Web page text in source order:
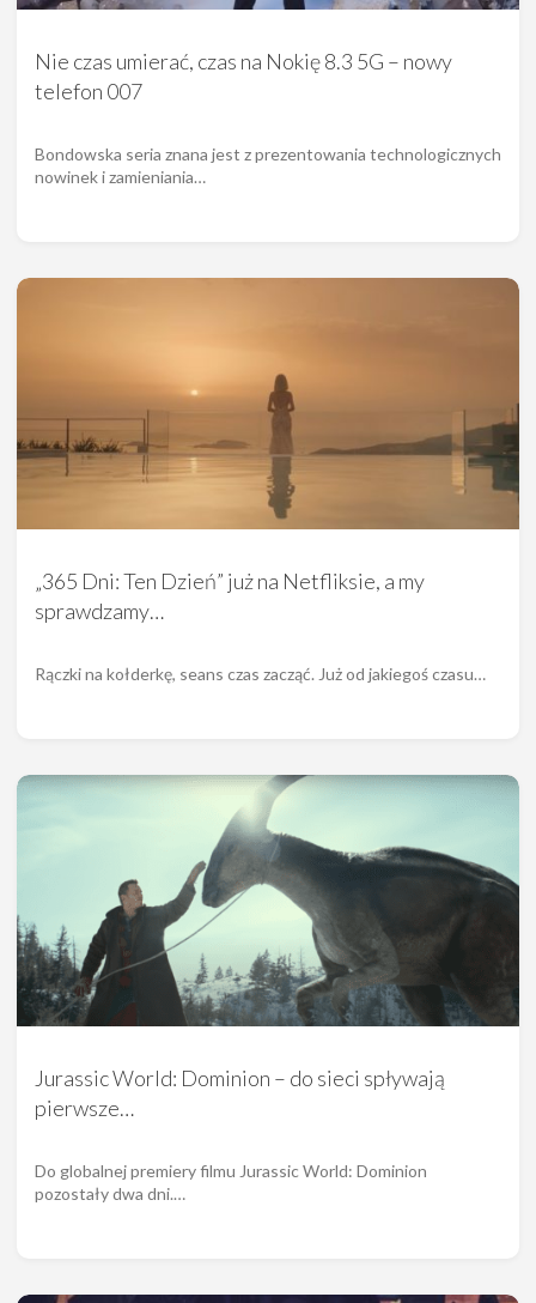
Nie czas umierać, czas na Nokię 8.3 5G – nowy
telefon 007
Bondowska seria znana jest z prezentowania technologicznych
nowinek i zamieniania…
„365 Dni: Ten Dzień” już na Netfliksie, a my
sprawdzamy…
Rączki na kołderkę, seans czas zacząć. Już od jakiegoś czasu…
Jurassic World: Dominion – do sieci spływają
pierwsze…
Do globalnej premiery filmu Jurassic World: Dominion
pozostały dwa dni.…